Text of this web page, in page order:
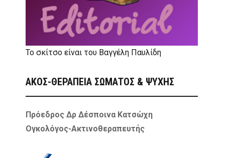
Το σκίτσο είναι του Βαγγέλη Παυλίδη
ΑΚΟΣ-ΘΕΡΑΠΕΙΑ ΣΩΜΑΤΟΣ & ΨΥΧΗΣ
Πρόεδρος Δρ Δέσποινα Κατσώχη
Ογκολόγος-Ακτινοθεραπευτής